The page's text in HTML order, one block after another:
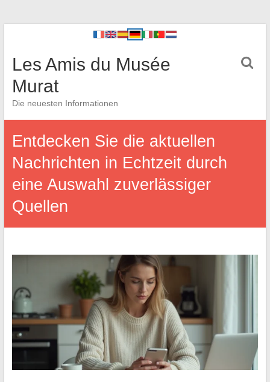
Les Amis du Musée
Murat
Die neuesten Informationen
Entdecken Sie die aktuellen
Nachrichten in Echtzeit durch
eine Auswahl zuverlässiger
Quellen